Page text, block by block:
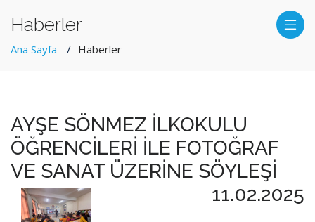
Haberler
Ana Sayfa Haberler
AYŞE SÖNMEZ İLKOKULU
ÖĞRENCİLERİ İLE FOTOĞRAF
VE SANAT ÜZERİNE SÖYLEŞİ
11.02.2025